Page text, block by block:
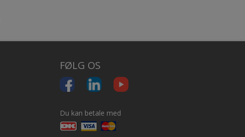
FØLG OS
Du kan betale med